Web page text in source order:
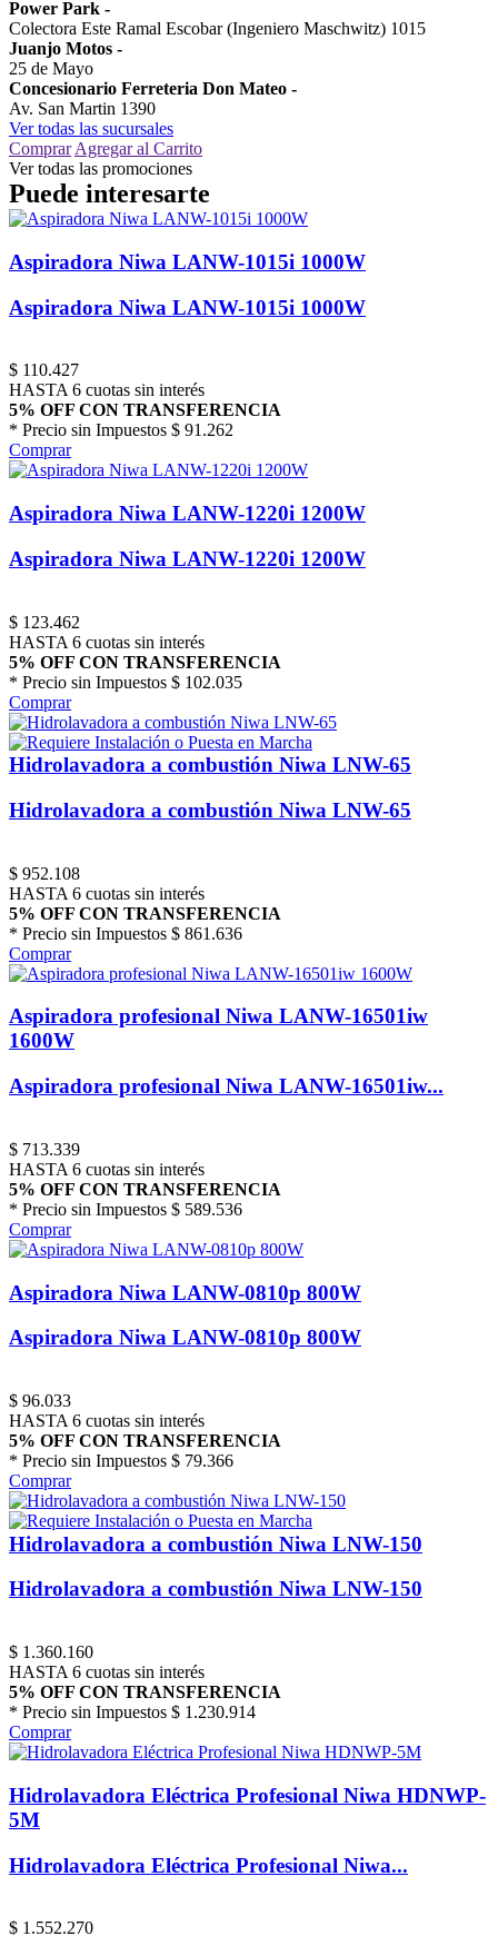
Power Park -
Colectora Este Ramal Escobar (Ingeniero Maschwitz) 1015
Juanjo Motos -
25 de Mayo
Concesionario Ferreteria Don Mateo -
Av. San Martin 1390
Ver todas las sucursales
Comprar Agregar al Carrito
Ver todas las promociones
Puede interesarte
Aspiradora Niwa LANW-1015i 1000W
Aspiradora Niwa LANW-1015i 1000W
$ 110.427
HASTA 6 cuotas sin interés
5% OFF CON TRANSFERENCIA
* Precio sin Impuestos $ 91.262
Comprar
Aspiradora Niwa LANW-1220i 1200W
Aspiradora Niwa LANW-1220i 1200W
$ 123.462
HASTA 6 cuotas sin interés
5% OFF CON TRANSFERENCIA
* Precio sin Impuestos $ 102.035
Comprar
Hidrolavadora a combustión Niwa LNW-65
Hidrolavadora a combustión Niwa LNW-65
$ 952.108
HASTA 6 cuotas sin interés
5% OFF CON TRANSFERENCIA
* Precio sin Impuestos $ 861.636
Comprar
Aspiradora profesional Niwa LANW-16501iw
1600W
Aspiradora profesional Niwa LANW-16501iw...
$ 713.339
HASTA 6 cuotas sin interés
5% OFF CON TRANSFERENCIA
* Precio sin Impuestos $ 589.536
Comprar
Aspiradora Niwa LANW-0810p 800W
Aspiradora Niwa LANW-0810p 800W
$ 96.033
HASTA 6 cuotas sin interés
5% OFF CON TRANSFERENCIA
* Precio sin Impuestos $ 79.366
Comprar
Hidrolavadora a combustión Niwa LNW-150
Hidrolavadora a combustión Niwa LNW-150
$ 1.360.160
HASTA 6 cuotas sin interés
5% OFF CON TRANSFERENCIA
* Precio sin Impuestos $ 1.230.914
Comprar
Hidrolavadora Eléctrica Profesional Niwa HDNWP-
5M
Hidrolavadora Eléctrica Profesional Niwa...
$ 1.552.270